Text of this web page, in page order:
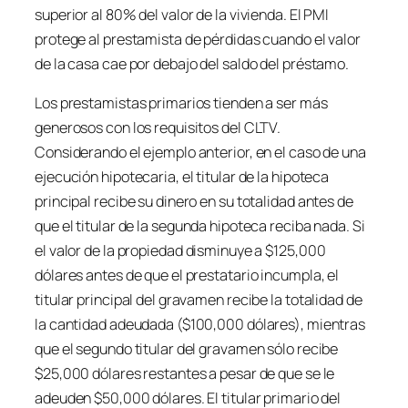
superior al 80% del valor de la vivienda. El PMI
protege al prestamista de pérdidas cuando el valor
de la casa cae por debajo del saldo del préstamo.
Los prestamistas primarios tienden a ser más
generosos con los requisitos del CLTV.
Considerando el ejemplo anterior, en el caso de una
ejecución hipotecaria, el titular de la hipoteca
principal recibe su dinero en su totalidad antes de
que el titular de la segunda hipoteca reciba nada. Si
el valor de la propiedad disminuye a $125,000
dólares antes de que el prestatario incumpla, el
titular principal del gravamen recibe la totalidad de
la cantidad adeudada ($100,000 dólares), mientras
que el segundo titular del gravamen sólo recibe
$25,000 dólares restantes a pesar de que se le
adeuden $50,000 dólares. El titular primario del